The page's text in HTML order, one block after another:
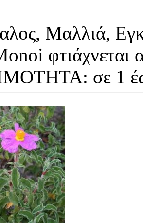
Μαλλιά,
φτιάχνεται
σε 1